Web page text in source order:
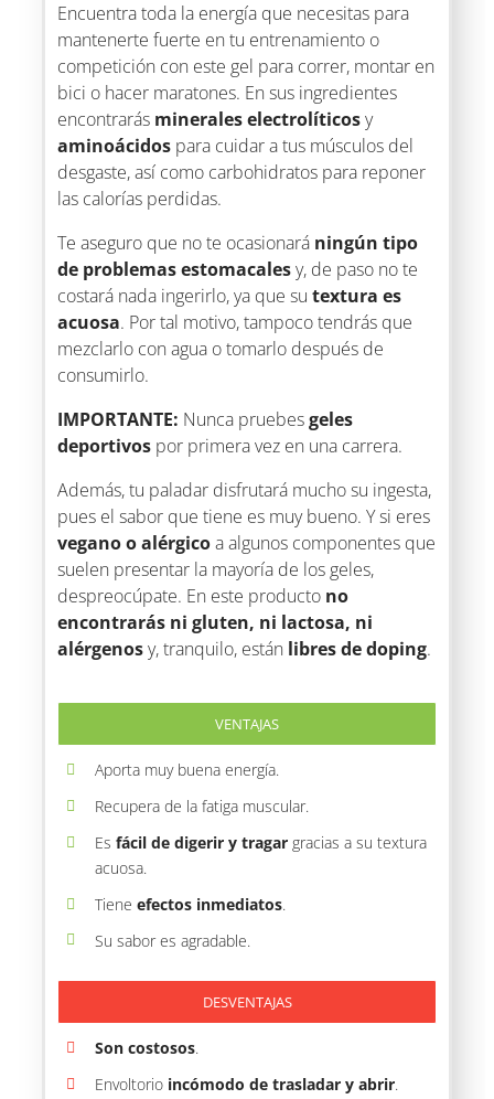
Encuentra toda la energía que necesitas para
mantenerte fuerte en tu entrenamiento o
competición con este gel para correr, montar en
bici o hacer maratones. En sus ingredientes
encontrarás minerales electrolíticosy
aminoácidos para cuidar a tus músculos del
desgaste, así como carbohidratos para reponer
las calorías perdidas.
Te aseguro que no te ocasionará ningún tipo
de problemas estomacalesy, de paso no te
costará nada ingerirlo, ya que sutextura es
acuosa. Por tal motivo, tampoco tendrás que
mezclarlo con agua o tomarlo después de
consumirlo.
IMPORTANTE: Nunca pruebesgeles
deportivos por primera vez en una carrera.
Además, tu paladar disfrutará mucho su ingesta,
pues el sabor que tiene es muy bueno. Y si eres
vegano o alérgicoa algunos componentes que
suelen presentar la mayoría de los geles,
despreocúpate. En este producto no
encontrarás ni gluten, ni lactosa, ni
alérgenosy, tranquilo, están libres de doping.
VENTAJAS
Aporta muy buena energía.
Recupera de la fatiga muscular.
Es fácil de digerir y tragargracias a su textura
acuosa.
Tiene efectos inmediatos.
Su sabor es agradable.
DESVENTAJAS
Son costosos.
Envoltorio incómodo de trasladar y abrir.